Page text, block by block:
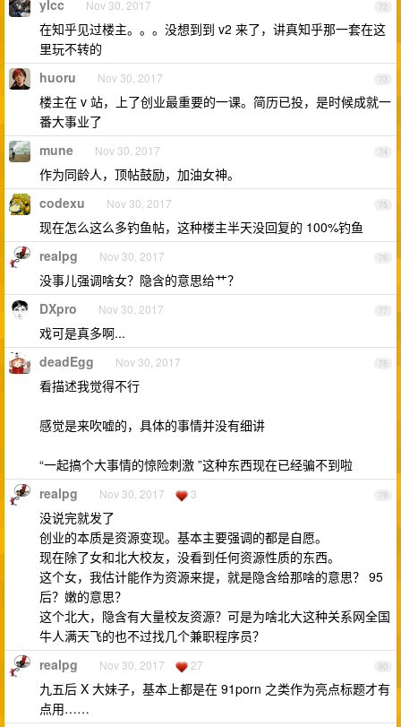
72
ylcc Nov 30, 2017
在知乎见过楼主。。。没想到到 v2 来了，讲真知乎那一套在这
里玩不转的
73
huoru Nov 30, 2017
楼主在 v 站，上了创业最重要的一课。简历已投，是时候成就一
番大事业了
74
mune Nov 30, 2017
作为同龄人，顶帖鼓励，加油女神。
75
codexu Nov 30, 2017
现在怎么这么多钓鱼帖，这种楼主半天没回复的 100%钓鱼
76
realpg Nov 30, 2017
没事儿强调啥女？隐含的意思给艹？
77
DXpro Nov 30, 2017
戏可是真多啊...
78
deadEgg Nov 30, 2017
看描述我觉得不行
感觉是来吹嘘的，具体的事情并没有细讲
“一起搞个大事情的惊险刺激 ”这种东西现在已经骗不到啦
79
realpg Nov 30, 2017 3
没说完就发了
创业的本质是资源变现。基本主要强调的都是自愿。
现在除了女和北大校友，没看到任何资源性质的东西。
这个女，我估计能作为资源来提，就是隐含给那啥的意思？ 95
后？嫩的意思？
这个北大，隐含有大量校友资源？可是为啥北大这种关系网全国
牛人满天飞的也不过找几个兼职程序员？
80
realpg Nov 30, 2017 27
九五后 X 大妹子，基本上都是在 91porn 之类作为亮点标题才有
点用……